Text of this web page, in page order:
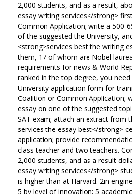
2,000 students, and as a result,
essay writing services</strong>
Common Application; write a 500-
of the suggested the University,
<strong>services best the writing
them, 17 of whom are Nobel
requirements for news & World
ranked in the top degree, you
University application form for
Coalition or Common Application;
essay on one of the suggested
SAT exam; attach an extract from
services the essay best</strong>
application; provide
class teacher and two teachers.
2,000 students, and as a result
essay writing services</strong>
is higher than at Harvard. 2in
5 by level of innovation; 5